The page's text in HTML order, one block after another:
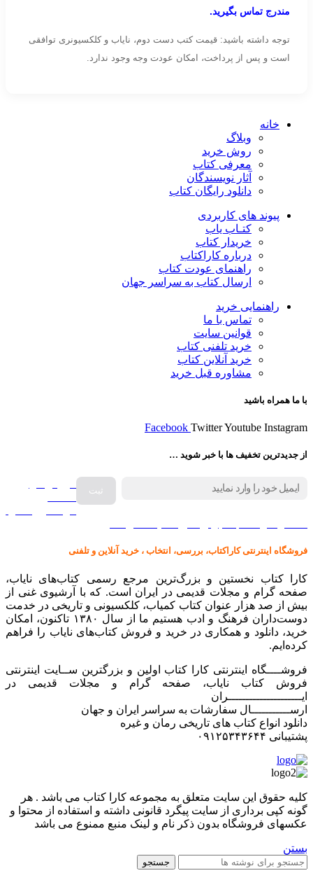
مندرج تماس بگیرید.
توجه داشته باشید: قیمت کتب دست دوم، نایاب و کلکسیونری توافقی
است و پس از پرداخت، امکان عودت وجه وجود ندارد.
خانه
وبلاگ
روش خرید
معرفی کتاب
آثار نویسندگان
دانلود رایگان کتاب
پیوند های کاربردی
کتـاب یاب
خریدار کتاب
درباره کاراکتاب
راهنمای عودت کتاب
ارسال کتاب به سراسر جهان
راهنمایی خرید
تماس با ما
قوانین سایت
خرید تلفنی کتاب
خرید آنلاین کتاب
مشاوره قبل خرید
با ما همراه باشید
Facebook TwitterYoutube Instagram
از جدیدترین تخفیف ها با خبر شوید …
فروش انواع
فروشگاه اینترنتی کاراکتاب، بررسی، انتخاب ، خرید آنلاین و تلفنی
کارا کتاب نخستین و بزرگ‌ترین مرجع رسمی کتاب‌های نایاب،
صفحه گرام و مجلات قدیمی در ایران است. که با آرشیوی غنی از
بیش از صد هزار عنوان کتاب کمیاب، کلکسیونی و تاریخی در خدمت
دوست‌داران فرهنگ و ادب هستیم ما از سال ۱۳۸۰ تاکنون، امکان
خرید، دانلود و همکاری در خرید و فروش کتاب‌های نایاب را فراهم
کرده‌ایم.
فروشــــگاه اینترنتی کارا کتاب اولین و بزرگترین ســایت اینترنتی
فروش کتاب نایاب، صفحه گرام و مجلات قدیمی در
ایـــــــــــــــــــــران
ارســـــــــــال سفارشات به سراسر ایران و جهان
دانلود انواع کتاب های تاریخی رمان و غیره
پشتیبانی ۰۹۱۲۵۳۴۳۶۴۴
کليه حقوق اين سايت متعلق به مجموعه کارا کتاب می باشد . هر
گونه کپی برداری از سایت پیگرد قانونی داشته و استفاده از محتوا و
عکسهای فروشگاه بدون ذکر نام و لینک منبع ممنوع می باشد
بستن
جستجو